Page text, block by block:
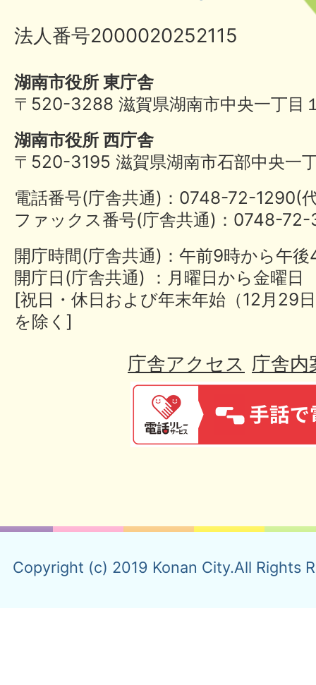
法人番号2000020252115
湖南市役所 東庁舎
〒520-3288 滋賀県湖南市中央一丁目
湖南市役所 西庁舎
〒520-3195 滋賀県湖南市石部中央一
電話番号(庁舎共通)：0748-72-
ファックス番号(庁舎共通)：0748-
開庁時間(庁舎共通)：午前9時から午
開庁日(庁舎共通) ：月曜日から金曜日
[祝日・休日および年末年始（12月29
を除く]
庁舎アクセス 庁舎内
Copyright (c) 2019 Konan City.All Rights